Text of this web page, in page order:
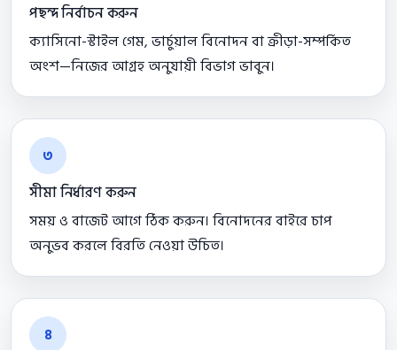
পছন্দ নির্বাচন করুন
ক্যাসিনো-স্টাইল গেম, ভার্চুয়াল বিনোদন বা ক্রীড়া-সম্পর্কিত
অংশ—নিজের আগ্রহ অনুযায়ী বিভাগ ভাবুন।
৩
সীমা নির্ধারণ করুন
সময় ও বাজেট আগে ঠিক করুন। বিনোদনের বাইরে চাপ
অনুভব করলে বিরতি নেওয়া উচিত।
৪